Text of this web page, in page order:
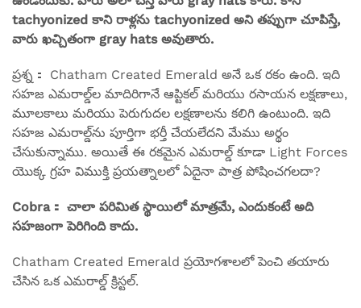
tachyonized కాని రాళ్లను tachyonized అని తప్పుగా చూపిస్తే,
వారు ఖచ్చితంగా gray hats అవుతారు.
ప్రశ్న： Chatham Created Emerald అనే ఒక రకం ఉంది. ఇది
సహజ ఎమరాల్డ్‌ల మాదిరిగానే ఆప్టికల్ మరియు రసాయన లక్షణాలు,
మూలకాలు మరియు పెరుగుదల లక్షణాలను కలిగి ఉంటుంది. ఇది
సహజ ఎమరాల్డ్‌ను పూర్తిగా భర్తీ చేయలేదని మేము అర్థం
చేసుకున్నాము. అయితే ఈ రకమైన ఎమరాల్డ్ కూడా Light Forces
యొక్క గ్రహ విముక్తి ప్రయత్నాలలో ఏదైనా పాత్ర పోషించగలదా?
Cobra： చాలా పరిమిత స్థాయిలో మాత్రమే, ఎందుకంటే అది
సహజంగా పెరిగింది కాదు.
Chatham Created Emerald ప్రయోగశాలలో పెంచి తయారు
చేసిన ఒక ఎమరాల్డ్ క్రిస్టల్.